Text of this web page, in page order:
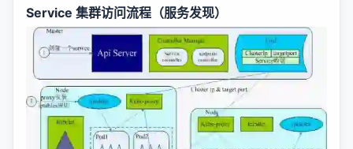
Service 集群访问流程（服务发现）